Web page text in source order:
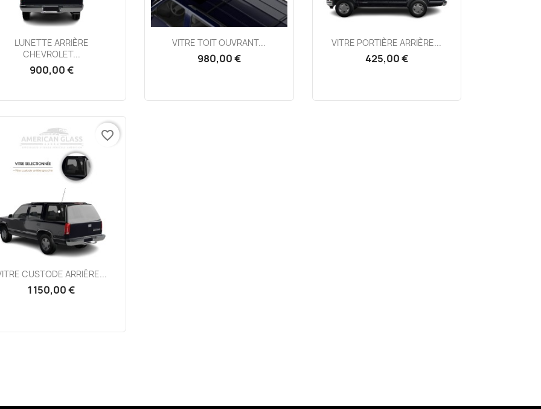
Aperçu rapide
LUNETTE ARRIÈRE
CHEVROLET...
900,00 €
Aperçu rapide
VITRE TOIT OUVRANT...
980,00 €
Aperçu rapide
VITRE PORTIÈRE ARRIÈRE...
425,00 €
Aperçu rapide
CUSTODE ARRIÈRE...
1 150,00 €
favorite_border